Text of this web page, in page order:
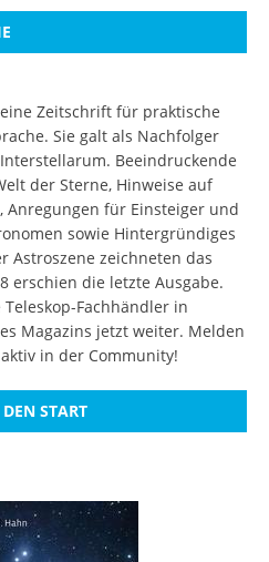
Zeitschrift für praktische
Sie galt als Nachfolger
Beeindruckende
der Sterne, Hinweise auf
Anregungen für Einsteiger und
sowie Hintergründiges
Astroszene zeichneten das
erschien die letzte Ausgabe.
Fachhändler in
Magazins jetzt weiter. Melden
in der Community!
START